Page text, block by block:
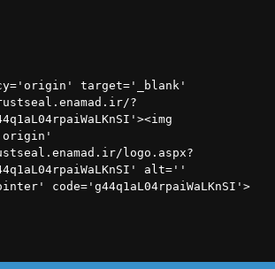
target='_blank'
?
logo.aspx?
alt=''
code='g44q1aL04rpaiWaLKnSI'>